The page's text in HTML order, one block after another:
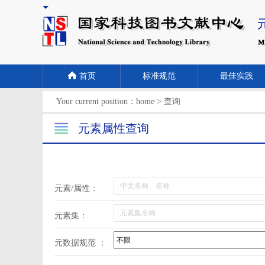
首页 标准规范 最佳实践
Your current position： home > 查询
元素属性查询
元素/属性：
元素集：
元数据规范 ：